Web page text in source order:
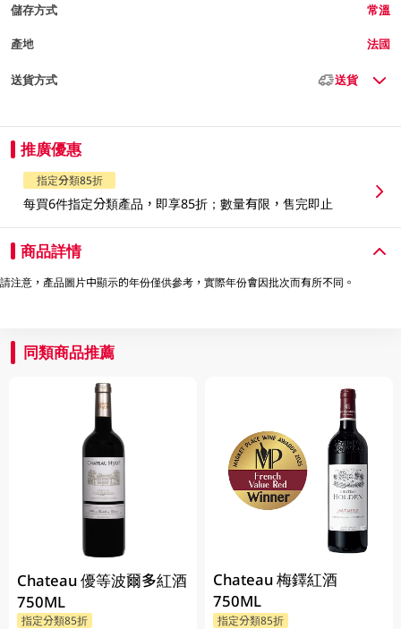
儲存方式 常溫
產地 法國
送貨方式 送貨
推廣優惠
指定分類85折
每買6件指定分類產品，即享85折；數量有限，售完即止
商品詳情
請注意，產品圖片中顯示的年份僅供參考，實際年份會因批次而有所不同。
同類商品推薦
Chateau 優等波爾多紅酒
750ML
指定分類85折
Chateau 梅鐸紅酒
750ML
指定分類85折